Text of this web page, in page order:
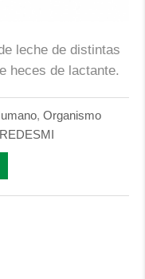
leche de distintas
heces de lactante.
, Organismo
REDESMI